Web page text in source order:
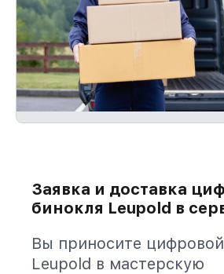
Заявка и доставка
бинокля Leupold в
Вы приносите
Leupold в мастерскую